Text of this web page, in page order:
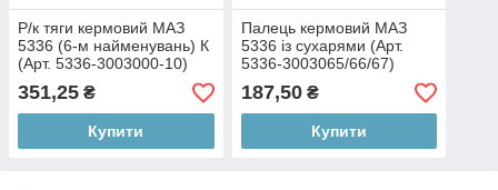
Р/к тяги кермовий МАЗ
5336 (6-м найменувань) К
(Арт. 5336-3003000-10)
351,25 ₴
Купити
Палець кермовий МАЗ
5336 із сухарями (Арт.
5336-3003065/66/67)
187,50₴
Купити